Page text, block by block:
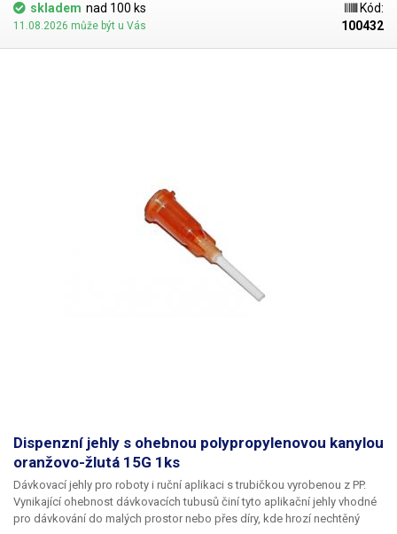
skladem nad 100 ks
11.08.2026 může být u Vás
Kód:
100432
Dispenzní jehly s ohebnou polypropylenovou kanylou
oranžovo-žlutá 15G 1ks
Dávkovací jehly pro roboty i ruční aplikaci s trubičkou vyrobenou z PP.
Vynikající ohebnost dávkovacích tubusů činí tyto aplikační jehly vhodné
pro dávkování do malých prostor nebo přes díry, kde hrozí nechtěný